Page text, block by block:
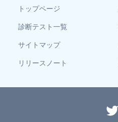
トップページ
診断テスト一覧
サイトマップ
リリースノート